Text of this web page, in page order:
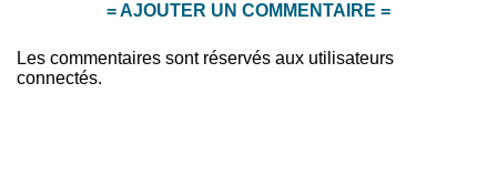
= AJOUTER UN COMMENTAIRE =
Les commentaires sont réservés aux utilisateurs
connectés.